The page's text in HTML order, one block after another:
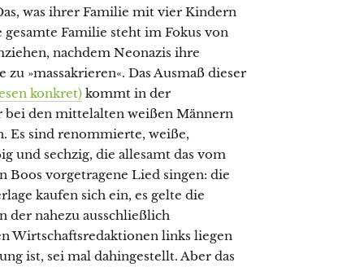
was ihrer Familie mit vier Kindern
Familie steht im Fokus von
nachdem Neonazis ihre
»massakrieren«. Das Ausmaß dieser
konkret) kommt in der
den mittelalten weißen Männern
Es sind renommierte, weiße,
und sechzig, die allesamt das vom
Boos vorgetragene Lied singen: die
kaufen sich ein, es gelte die
der nahezu ausschließlich
Wirtschaftsredaktionen links liegen
ist, sei mal dahingestellt. Aber das